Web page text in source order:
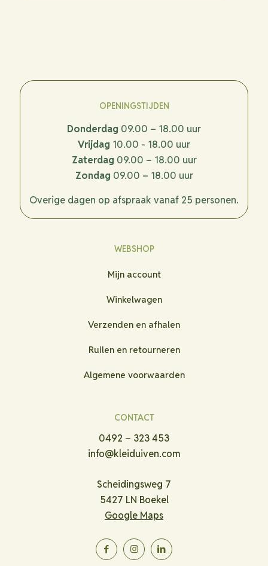
OPENINGSTIJDEN
Donderdag 09.00 – 18.00 uur
Vrijdag 10.00 - 18.00 uur
Zaterdag 09.00 – 18.00 uur
Zondag 09.00 – 18.00 uur
Overige dagen op afspraak vanaf 25 personen.
WEBSHOP
Mijn account
Winkelwagen
Verzenden en afhalen
Ruilen en retourneren
Algemene voorwaarden
CONTACT
0492 – 323 453
info@kleiduiven.com
Scheidingsweg 7
5427 LN Boekel
Google Maps